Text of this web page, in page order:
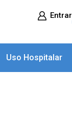
Entrar
Uso Hospitalar